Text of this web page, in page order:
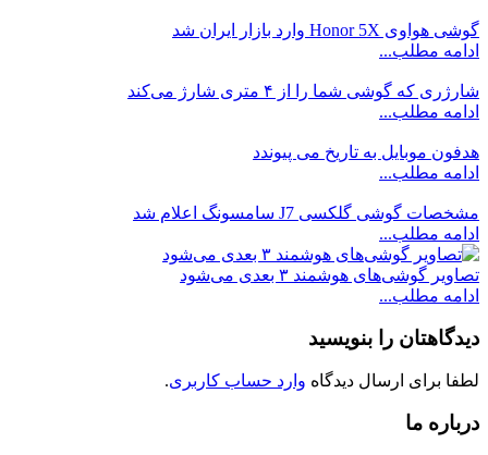
گوشی هواوی Honor 5X‌ وارد بازار ایران شد
ادامه مطلب...
شارژری که گوشی شما را از ۴ متری شارژ می‌کند
ادامه مطلب...
هدفون موبایل به تاریخ می پیوندد
ادامه مطلب...
مشخصات گوشی گلکسی J7 سامسونگ اعلام شد
ادامه مطلب...
تصاویر گوشی‌های هوشمند ۳ بعدی می‌شود
ادامه مطلب...
دیدگاهتان را بنویسید
لطفا برای ارسال دیدگاه وارد حساب کاربری.
درباره ما